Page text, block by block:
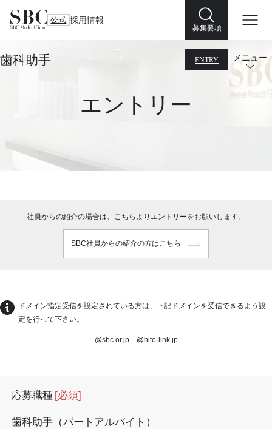
公式 採用情報
募集要項
歯科助手 ENTRY メニュー
エントリー
社員からの紹介の場合は、こちらよりエントリーをお願いします。
SBC社員からの紹介の方はこちら
ドメイン指定受信を設定されている方は、下記ドメインを受信できるよう設
定を行って下さい。
@sbc.or.jp @hito-link.jp
応募職種 [必須]
歯科助手（パートアルバイト）